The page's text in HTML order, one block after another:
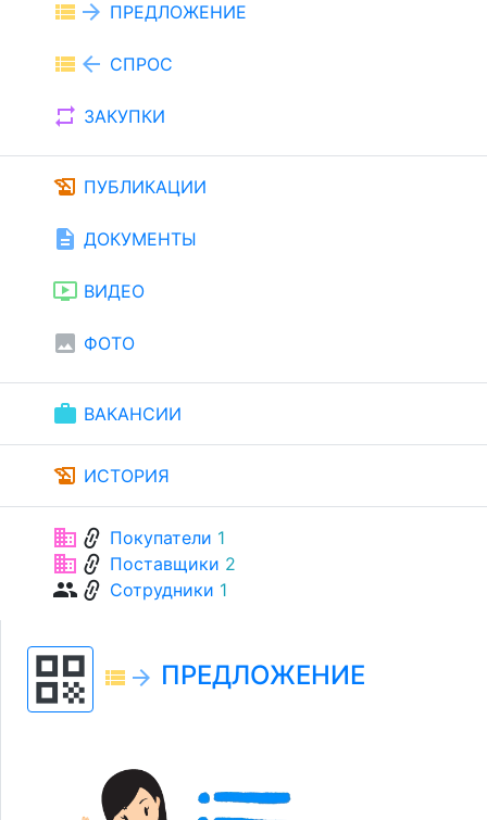
view_list arrow_forward ПРЕДЛОЖЕНИЕ
view_list arrow_back СПРОС
repeat ЗАКУПКИ
history_edu ПУБЛИКАЦИИ
description ДОКУМЕНТЫ
ondemand_video ВИДЕО
image ФОТО
work ВАКАНСИИ
history_edu ИСТОРИЯ
businesslink Покупатели 1
businesslink Поставщики 2
grouplink Сотрудники 1
qr_code view_list arrow_forward ПРЕДЛОЖЕНИЕ